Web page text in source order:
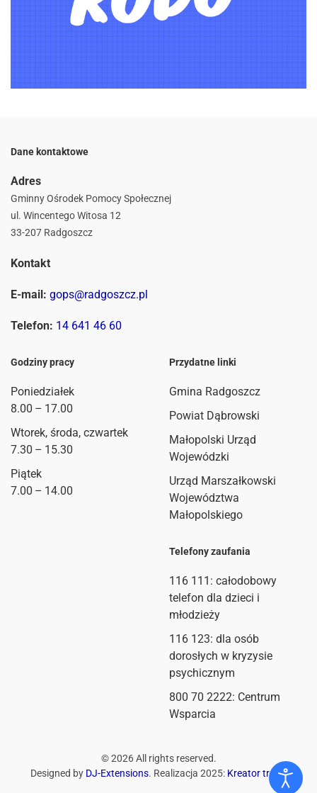
Dane kontaktowe
Adres
Gminny Ośrodek Pomocy Społecznej
ul. Wincentego Witosa 12
33-207 Radgoszcz
Kontakt
E-mail: gops@radgoszcz.pl
Telefon: 14 641 46 60
Godziny pracy
Poniedziałek
8.00 – 17.00
Wtorek, środa, czwartek
7.30 – 15.30
Piątek
7.00 – 14.00
Przydatne linki
Gmina Radgoszcz
Powiat Dąbrowski
Małopolski Urząd
Wojewódzki
Urząd Marszałkowski
Województwa
Małopolskiego
Telefony zaufania
116 111 : całodobowy
telefon dla dzieci i
młodzieży
116 123: dla osób
dorosłych w kryzysie
psychicznym
800 70 2222: Centrum
Wsparcia
©2026All rights reserved.
Designed by DJ-Extensions. Realizacja 2025: Kreator treści